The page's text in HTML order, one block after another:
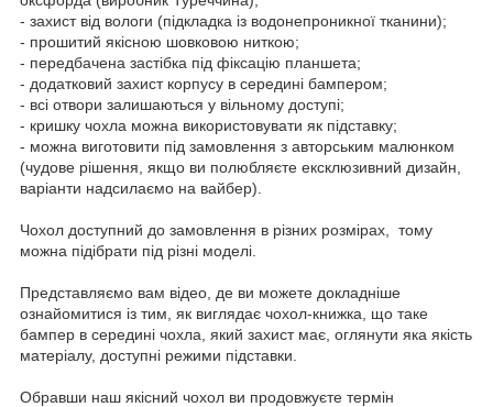
- захист від вологи (підкладка із водонепроникної тканини);
- прошитий якісною шовковою ниткою;
- передбачена застібка під фіксацію планшета;
- додатковий захист корпусу в середині бампером;
- всі отвори залишаються у вільному доступі;
- кришку чохла можна використовувати як підставку;
- можна виготовити під замовлення з авторським малюнком
(чудове рішення, якщо ви полюбляєте ексклюзивний дизайн,
варіанти надсилаємо на вайбер).
Чохол доступний до замовлення в різних розмірах, тому
можна підібрати під різні моделі.
Представляємо вам відео, де ви можете докладніше
ознайомитися із тим, як виглядає чохол-книжка, що таке
бампер в середині чохла, який захист має, оглянути яка якість
матеріалу, доступні режими підставки.
Обравши наш якісний чохол ви продовжуєте термін